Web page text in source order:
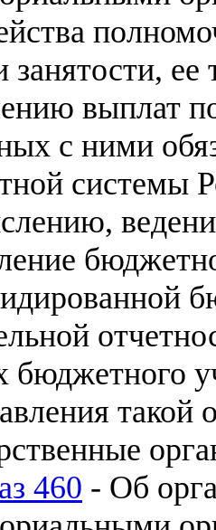
занятости,
выплат
с ними
системы
бюджетного
такой
460 - Об